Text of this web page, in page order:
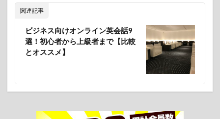
関連記事
ビジネス向けオンライン英会話9
選！初心者から上級者まで【比較
とオススメ】